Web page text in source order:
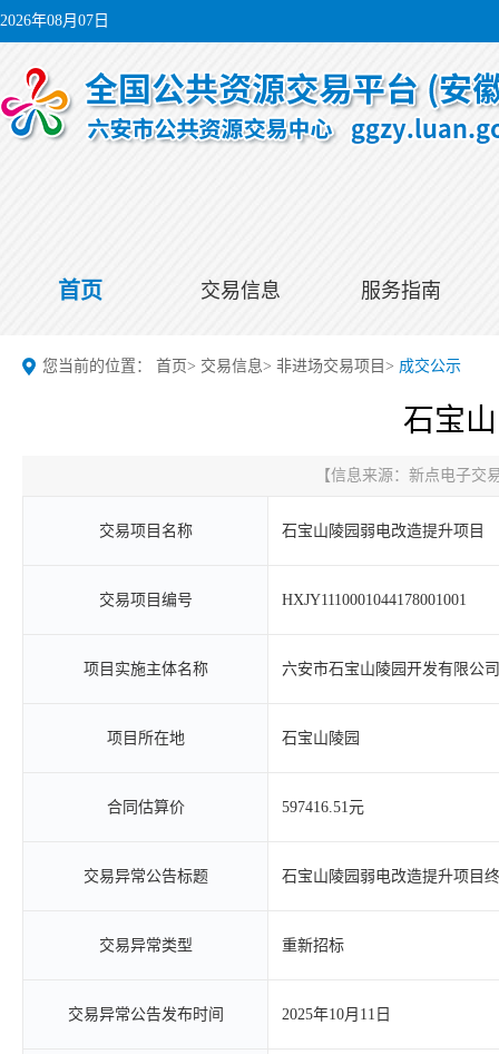
2026年08月07日
首页 交易信息 服务指南
您当前的位置： 首页> 交易信息> 非进场交易项目 > 成交公示
石宝
【信息来源： 新点电子交
交易项目名称 石宝山陵园弱电改造提升项目
交易项目编号 HXJY1110001044178001001
项目实施主体名称 六安市石宝山陵园开发有限公司
项目所在地 石宝山陵园
合同估算价 597416.51元
交易异常公告标题 石宝山陵园弱电改造提升项目
交易异常类型 重新招标
交易异常公告发布时间 2025年10月11日